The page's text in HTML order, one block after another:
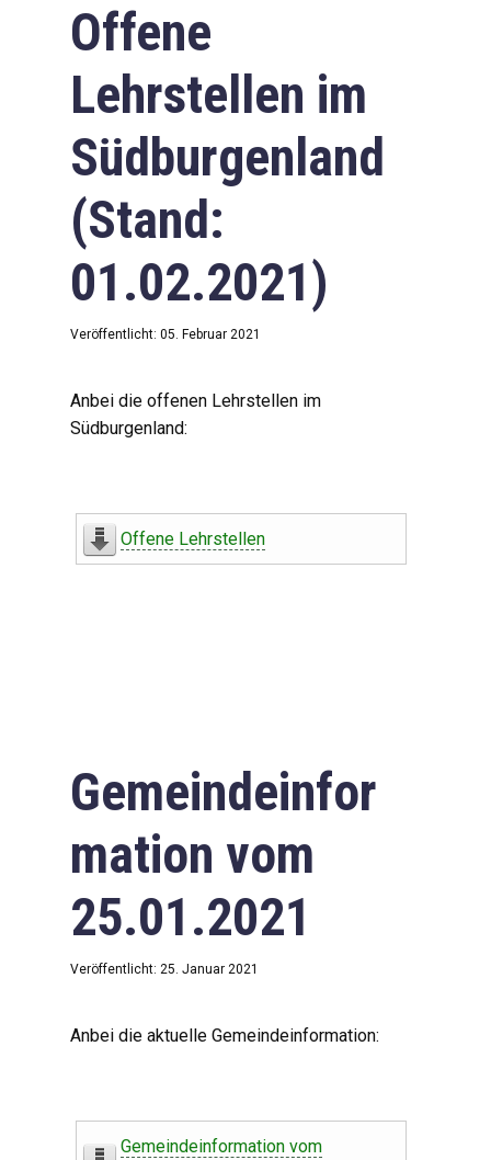
Offene
Lehrstellen im
Südburgenland
(Stand:
01.02.2021)
Veröffentlicht: 05. Februar 2021
Anbei die offenen Lehrstellen im
Südburgenland:
Offene Lehrstellen
Gemeindeinfor
mation vom
25.01.2021
Veröffentlicht: 25. Januar 2021
Anbei die aktuelle Gemeindeinformation:
Gemeindeinformation vom